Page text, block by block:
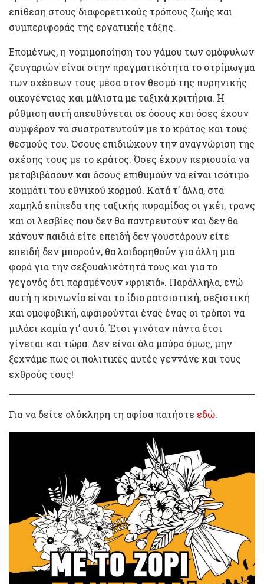
επίθεση στους διαφορετικούς τρόπους ζωής και
συμπεριφοράς της εργατικής τάξης.
Επομένως, η νομιμοποίηση του γάμου των ομόφυλων
ζευγαριών είναι στην πραγματικότητα το στρίμωγμα
των σχέσεων τους μέσα στον θεσμό της πυρηνικής
οικογένειας και μάλιστα με ταξικά κριτήρια. Η
ρύθμιση αυτή απευθύνεται σε όσους και όσες έχουν
συμφέρον να συστρατευτούν με το κράτος και τους
θεσμούς του. Όσους επιδιώκουν την αναγνώριση της
σχέσης τους με το κράτος. Όσες έχουν περιουσία να
μεταβιβάσουν και όσους επιθυμούν να είναι ισότιμο
κομμάτι του εθνικού κορμού. Κατά τ’ άλλα, στα
χαμηλά επίπεδα της ταξικής πυραμίδας οι γκέι, τρανς
και οι λεσβίες που δεν θα παντρευτούν και δεν θα
κάνουν παιδιά είτε επειδή δεν γουστάρουν είτε
επειδή δεν μπορούν, θα λοιδορηθούν για άλλη μια
φορά για την σεξουαλικότητά τους και για το
γεγονός ότι παραμένουν «φρικιά». Παράλληλα, ενώ
αυτή η κοινωνία είναι το ίδιο ρατσιστική, σεξιστική
και ομοφοβική, αφαιρούνται ένας ένας οι τρόποι να
μιλάει καμία γι’ αυτό. Έτσι γινόταν πάντα έτσι
γίνεται και τώρα. Δεν είναι όλα μαύρα όμως, μην
ξεχνάμε πως οι πολιτικές αυτές γεννάνε και τους
εχθρούς τους!
Για να δείτε ολόκληρη τη αφίσα πατήστε εδώ.